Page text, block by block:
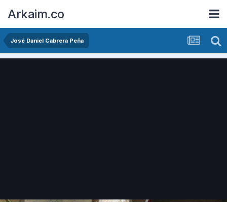
Arkaim.co
José Daniel Cabrera Peña